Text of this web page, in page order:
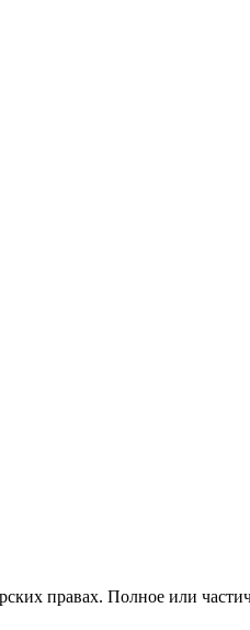
правах. Полное или